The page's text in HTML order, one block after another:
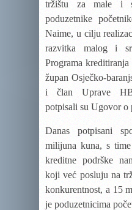
tržištu za male i
poduzetnike
Naime, u cilju
razvitka malog i
Programa
župan Osječko-
i član Uprave
potpisali su Ugovor o
Danas potpisani
milijuna kuna, s
kreditne podrške
koji već posluju na
konkurentnost, a 15
je poduzetnicima